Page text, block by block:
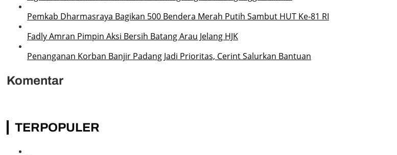
Pemkab Dharmasraya Bagikan 500 Bendera Merah Putih Sambut HUT Ke-81 RI
Fadly Amran Pimpin Aksi Bersih Batang Arau Jelang HJK
Penanganan Korban Banjir Padang Jadi Prioritas, Cerint Salurkan Bantuan
Komentar
TERPOPULER